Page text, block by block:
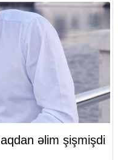
əlim şişmişdi